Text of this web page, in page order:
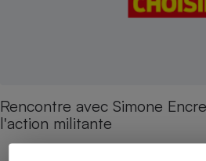
Rencontre avec Simone
l'action militante